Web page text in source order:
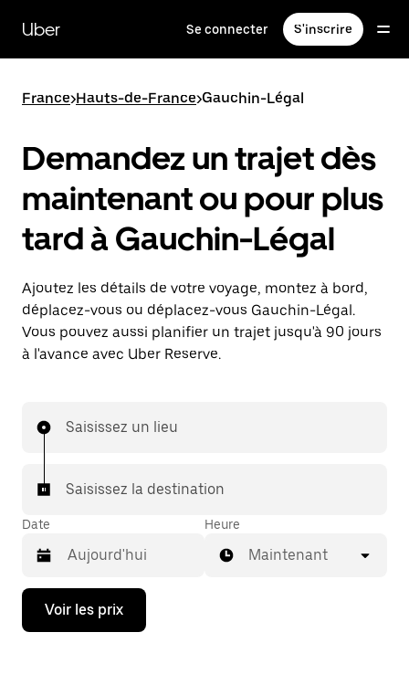
contenu
principal
Uber Se connecter S'inscrire
France>Hauts-de-France>Gauchin-Légal
Demandez un trajet dès
maintenant ou pour plus
tard à Gauchin-Légal
Ajoutez les détails de votre voyage, montez à bord,
déplacez-vous ou déplacez-vous Gauchin-Légal.
Vous pouvez aussi planifier un trajet jusqu'à 90 jours
à l'avance avec Uber Reserve.
Saisissez un lieu
Saisissez la destination
Date
Appuyez
la
Heure
Maintenant
Voir les prix